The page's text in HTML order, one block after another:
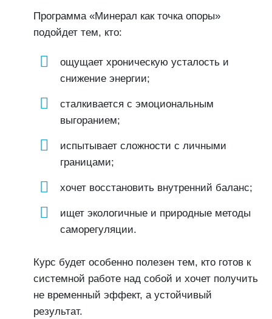
Программа «Минерал как точка опоры»
подойдет тем, кто:
ощущает хроническую усталость и
снижение энергии;
сталкивается с эмоциональным
выгоранием;
испытывает сложности с личными
границами;
хочет восстановить внутренний баланс;
ищет экологичные и природные методы
саморегуляции.
Курс будет особенно полезен тем, кто готов к
системной работе над собой и хочет получить
не временный эффект, а устойчивый
результат.